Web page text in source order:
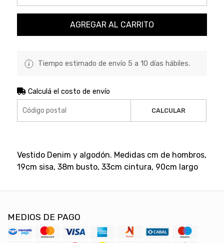
AGREGAR AL CARRITO
Tiempo estimado de envío 5 a 10 días hábiles.
Calculá el costo de envío
CALCULAR
Vestido Denim y algodón. Medidas cm de hombros,
19cm sisa, 38m busto, 33cm cintura, 90cm largo
MEDIOS DE PAGO